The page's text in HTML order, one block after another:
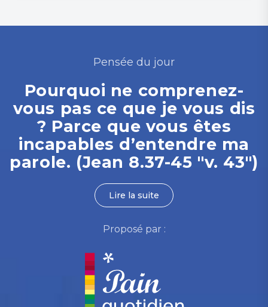
Pensée du jour
Pourquoi ne comprenez-
vous pas ce que je vous dis
? Parce que vous êtes
incapables d’entendre ma
parole. (Jean 8.37-45 "v. 43")
Lire la suite
Proposé par :